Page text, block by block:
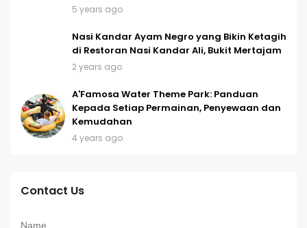
5 years ago
Nasi Kandar Ayam Negro yang Bikin Ketagih
di Restoran Nasi Kandar Ali, Bukit Mertajam
2 years ago
A'Famosa Water Theme Park: Panduan
Kepada Setiap Permainan, Penyewaan dan
Kemudahan
4 years ago
Contact Us